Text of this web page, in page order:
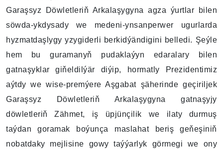
Garaşsyz Döwletleriň Arkalaşygyna agza ýurtlar bilen
söwda-ykdysady we medeni-ynsanperwer ugurlarda
hyzmatdaşlygy yzygiderli berkidýändigini belledi. Şeýle
hem bu guramanyň pudaklaýyn edaralary bilen
gatnaşyklar giňeldilýär diýip, hormatly Prezidentimiz
aýtdy we wise-premýere Aşgabat şäherinde geçiriljek
Garaşsyz Döwletleriň Arkalaşygyna gatnaşyjy
döwletleriň Zähmet, iş üpjünçilik we ilaty durmuş
taýdan goramak boýunça maslahat beriş geňeşiniň
nobatdaky mejlisine gowy taýýarlyk görmegi we ony